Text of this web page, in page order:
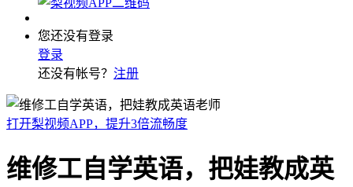
您还没有登录
登录
还没有帐号？ 注册
打开梨视频APP，提升3倍流畅度
维修工自学英语，把娃教成英